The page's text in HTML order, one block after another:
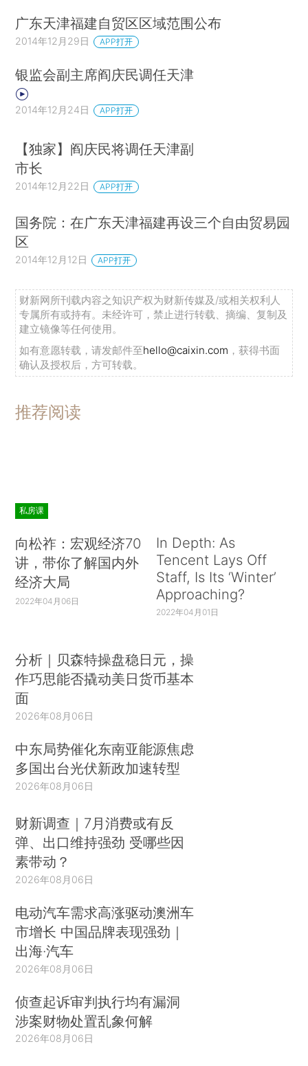
广东天津福建自贸区区域范围公布
2014年12月29日 APP打开
银监会副主席阎庆民调任天津
2014年12月24日 APP打开
【独家】阎庆民将调任天津副
市长
2014年12月22日 APP打开
国务院：在广东天津福建再设三个自由贸易园
区
2014年12月12日 APP打开
财新网所刊载内容之知识产权为财新传媒及/或相关权利人
专属所有或持有。未经许可，禁止进行转载、摘编、复制及
建立镜像等任何使用。
如有意愿转载，请发邮件至hello@caixin.com ，获得书面
确认及授权后，方可转载。
推荐阅读
私房课
向松祚：宏观经济70
讲，带你了解国内外
经济大局
2022年04月06日
In Depth: As
Tencent Lays Off
Staff, Is Its ‘Winter’
Approaching?
2022年04月01日
分析｜贝森特操盘稳日元，操
作巧思能否撬动美日货币基本
面
2026年08月06日
中东局势催化东南亚能源焦虑
多国出台光伏新政加速转型
2026年08月06日
财新调查｜7月消费或有反
弹、出口维持强劲 受哪些因
素带动？
2026年08月06日
电动汽车需求高涨驱动澳洲车
市增长 中国品牌表现强劲｜
出海·汽车
2026年08月06日
侦查起诉审判执行均有漏洞
涉案财物处置乱象何解
2026年08月06日